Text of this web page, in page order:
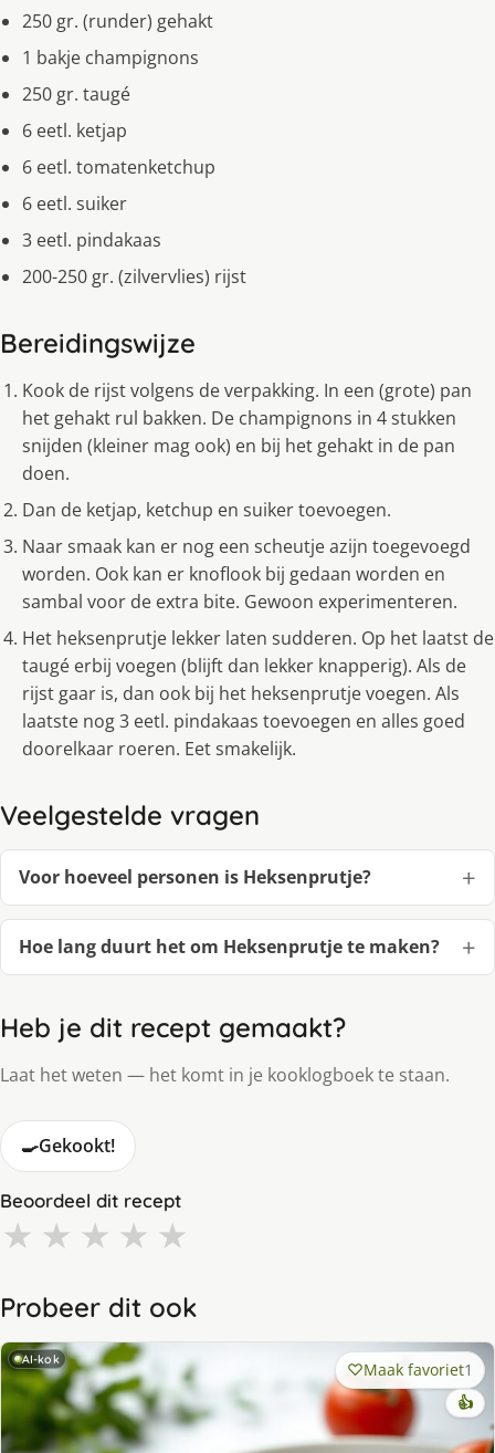
250 gr. (runder) gehakt
1 bakje champignons
250 gr. taugé
6 eetl. ketjap
6 eetl. tomatenketchup
6 eetl. suiker
3 eetl. pindakaas
200-250 gr. (zilvervlies) rijst
Bereidingswijze
Kook de rijst volgens de verpakking. In een (grote) pan
het gehakt rul bakken. De champignons in 4 stukken
snijden (kleiner mag ook) en bij het gehakt in de pan
doen.
Dan de ketjap, ketchup en suiker toevoegen.
Naar smaak kan er nog een scheutje azijn toegevoegd
worden. Ook kan er knoflook bij gedaan worden en
sambal voor de extra bite. Gewoon experimenteren.
Het heksenprutje lekker laten sudderen. Op het laatst de
taugé erbij voegen (blijft dan lekker knapperig). Als de
rijst gaar is, dan ook bij het heksenprutje voegen. Als
laatste nog 3 eetl. pindakaas toevoegen en alles goed
doorelkaar roeren. Eet smakelijk.
Veelgestelde vragen
Voor hoeveel personen is Heksenprutje?
Hoe lang duurt het om Heksenprutje te maken?
Heb je dit recept gemaakt?
Laat het weten — het komt in je kooklogboek te staan.
🍳Gekookt!
Beoordeel dit recept
★ ★ ★ ★ ★
Probeer dit ook
AI-kok Maak favoriet1
👍